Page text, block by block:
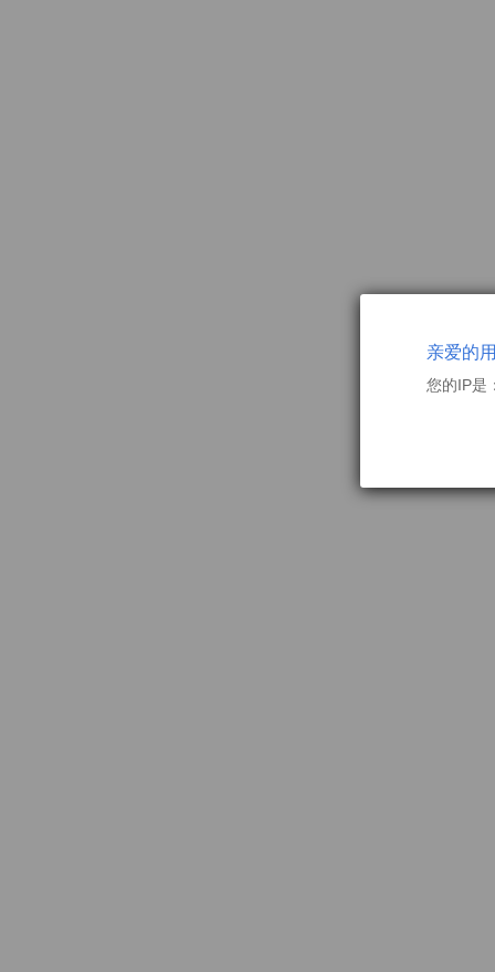
亲爱的
您的IP是